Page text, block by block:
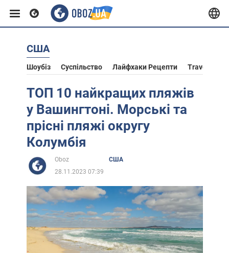
Європа
США
Африка
Життя
США
Шоубіз Суспільство Лайфхаки Рецепти Travel
ТОП 10 найкращих пляжів
у Вашингтоні. Морські та
прісні пляжі округу
Колумбія
Oboz
США
28.11.2023 07:39